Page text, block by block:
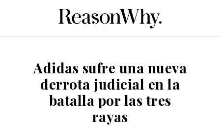
Adidas sufre una nueva
derrota judicial en la
batalla por las tres
rayas